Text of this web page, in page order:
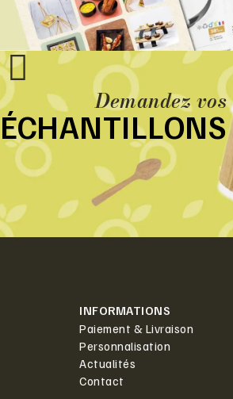
Demandez vos
ÉCHANTILLONS
INFORMATIONS
Paiement & Livraison
Personnalisation
Actualités
Contact